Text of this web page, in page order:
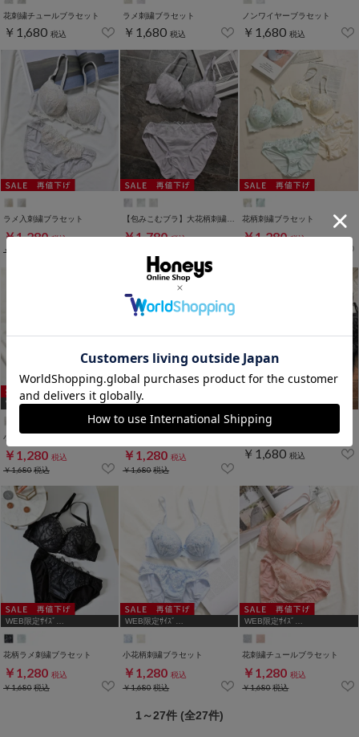
花刺繍チュールブラセット
￥1,680 税込
ラメ刺繍ブラセット
￥1,680 税込
ノンワイヤーブラセット
￥1,680 税込
ラメ入刺繍ブラセット
￥1,280 税込
￥1,680
￥1,780 税込
花柄刺繍ブラセット
￥1,280 税込
WEB限定ｻｲｽﾞ
[A75,B65,C65,D65,D70]
小花柄ラメ刺繍ブラセット
￥1,280 税込
￥1,680税込
WEB限定ｻｲｽﾞ
[A75,B65,C65,D65,D70]
￥1,280 税込
￥1,680税込
WEB限定アイテム
￥1,680 税込
WEB限定ｻｲｽﾞ
花柄ラメ刺繍ブラセット
￥1,280 税込
￥1,680税込
WEB限定ｻｲｽﾞ
小花柄刺繍ブラセット
￥1,280 税込
￥1,680税込
WEB限定ｻｲｽﾞ
花刺繍チュールブラセット
￥1,280 税込
￥1,680税込
1～27件 (全27件)